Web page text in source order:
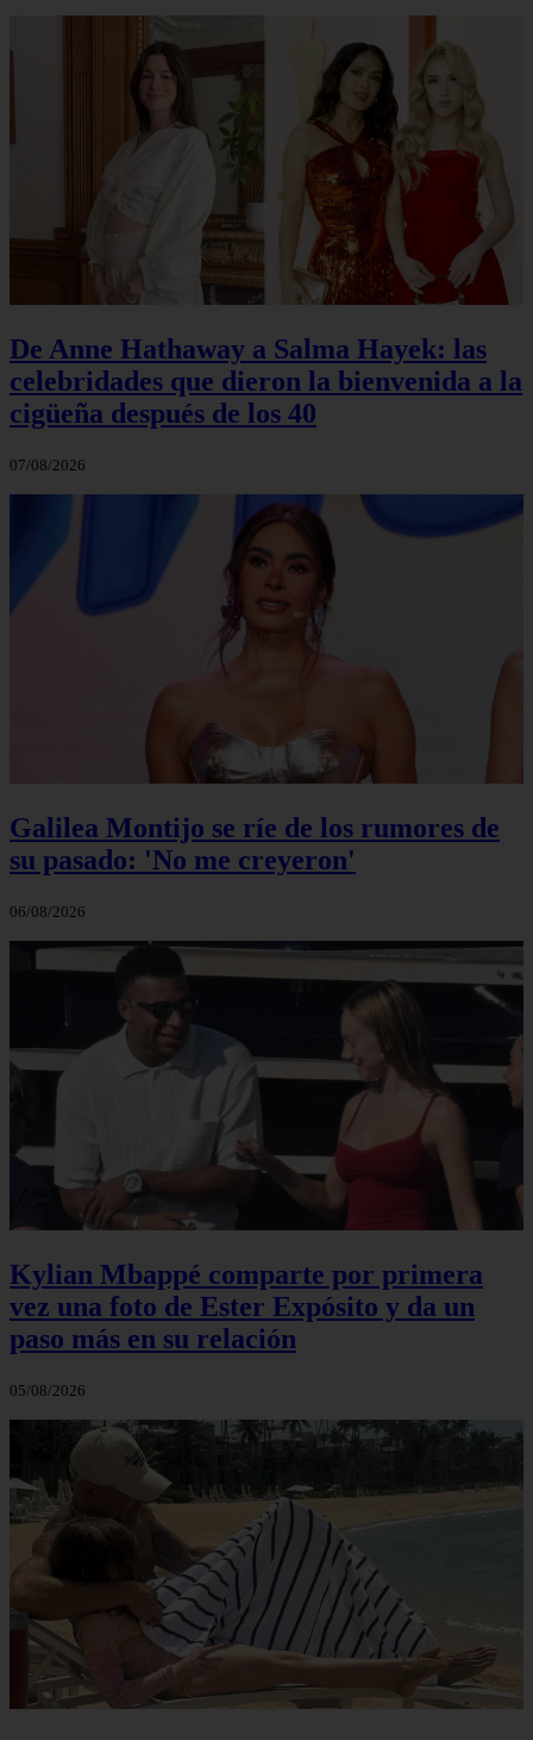
De Anne Hathaway a Salma Hayek: las
celebridades que dieron la bienvenida a la
cigüeña después de los 40
07/08/2026
Galilea Montijo se ríe de los rumores de
su pasado: 'No me creyeron'
06/08/2026
Kylian Mbappé comparte por primera
vez una foto de Ester Expósito y da un
paso más en su relación
05/08/2026